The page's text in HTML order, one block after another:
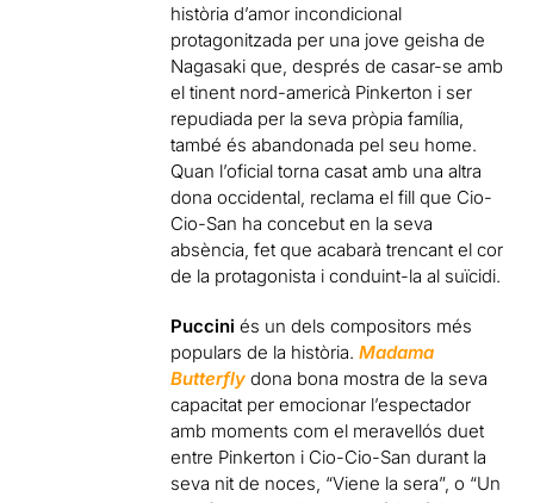
història d’amor incondicional
protagonitzada per una jove geisha de
Nagasaki que, després de casar-se amb
el tinent nord-americà Pinkerton i ser
repudiada per la seva pròpia família,
també és abandonada pel seu home.
Quan l’oficial torna casat amb una altra
dona occidental, reclama el fill que Cio-
Cio-San ha concebut en la seva
absència, fet que acabarà trencant el cor
de la protagonista i conduint-la al suïcidi.
Puccini és un dels compositors més
populars de la història.Madama
Butterfly dona bona mostra de la seva
capacitat per emocionar l’espectador
amb moments com el meravellós duet
entre Pinkerton i Cio-Cio-San durant la
seva nit de noces, “Viene la sera”, o “Un